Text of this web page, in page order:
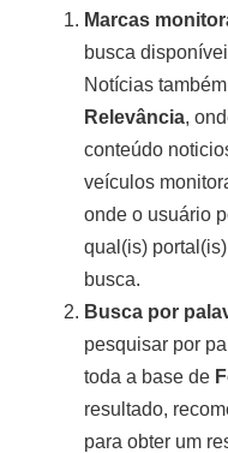
Marcas
busca
Notícias
Relevância,
conteúdo
veículos
onde o usuário
qual(is)
busca.
Busca por
pesquisar por
toda a base de
resultado,
para obter um